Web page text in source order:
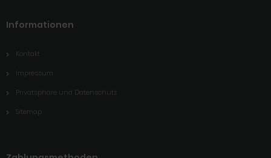
Informationen
Kontakt
Impressum
Privatsphäre und Datenschutz
Sitemap